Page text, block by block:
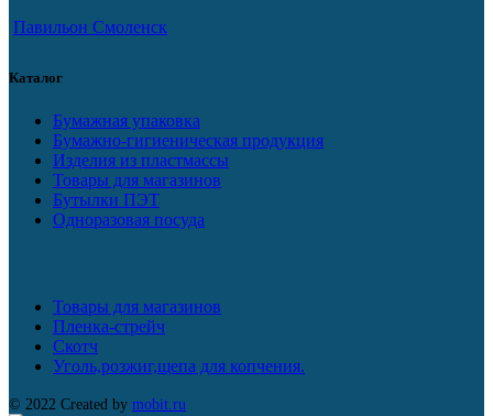
Павильон Смоленск
Каталог
Бумажная упаковка
Бумажно-гигиеническая продукция
Изделия из пластмассы
Товары для магазинов
Бутылки ПЭТ
Одноразовая посуда
Товары для магазинов
Пленка-стрейч
Скотч
Уголь,розжиг,щепа для копчения.
© 2022 Created by mobit.ru